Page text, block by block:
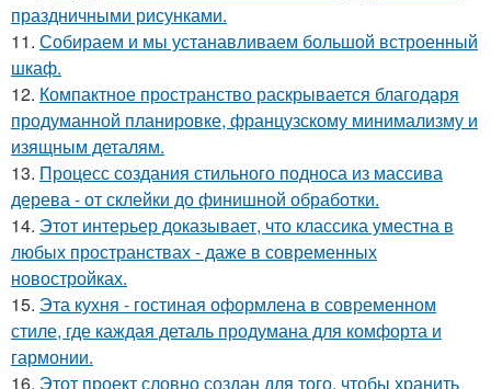
праздничными рисунками.
11. Собираем и мы устанавливаем большой встроенный
шкаф.
12. Компактное пространство раскрывается благодаря
продуманной планировке, французскому минимализму и
изящным деталям.
13. Процесс создания стильного подноса из массива
дерева - от склейки до финишной обработки.
14. Этот интерьер доказывает, что классика уместна в
любых пространствах - даже в современных
новостройках.
15. Эта кухня - гостиная оформлена в современном
стиле, где каждая деталь продумана для комфорта и
гармонии.
16. Этот проект словно создан для того, чтобы хранить